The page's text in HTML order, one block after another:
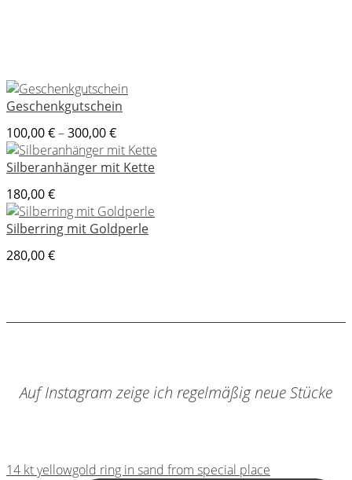
Geschenkgutschein
100,00€–300,00€Preisspanne:
100,00 €
bis
Silberanhänger mit Kette
180,00€
Silberring mit Goldperle
280,00€
Auf Instagram zeige ich regelmäßig neue Stücke
14 kt yellowgold ring in sand from special place